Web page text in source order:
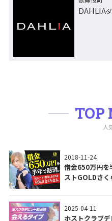
DAHLIA
TOP
人
2018-11-24
借金650万円を
ストGOLDさく
2025-04-11
ホストクラブ